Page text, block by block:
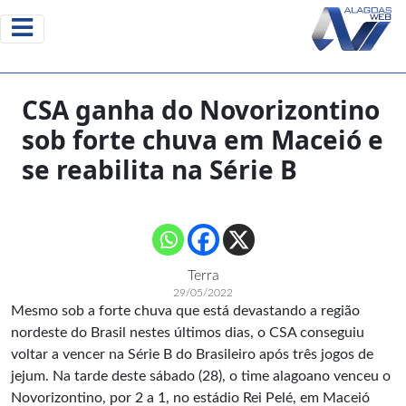
CSA ganha do Novorizontino
sob forte chuva em Maceió e
se reabilita na Série B
Terra
29/05/2022
Mesmo sob a forte chuva que está devastando a região
nordeste do Brasil nestes últimos dias, o CSA conseguiu
voltar a vencer na Série B do Brasileiro após três jogos de
jejum. Na tarde deste sábado (28), o time alagoano venceu o
Novorizontino, por 2 a 1, no estádio Rei Pelé, em Maceió